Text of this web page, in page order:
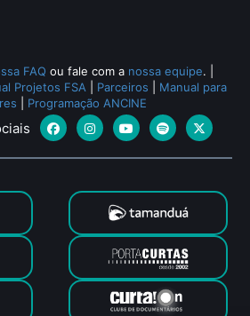
FAQ ou fale com a nossa equipe.
Projetos FSA Parceiros
Manual para
Programação ANCINE